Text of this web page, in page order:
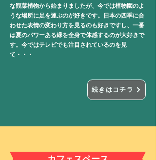
な観葉植物から始まりましたが、今では植物園のよ
うな場所に足を運ぶのが好きです。日本の四季に合
わせた表情の変わり方を見るのも好きですし、一番
は夏のパワーある緑を全身で体感するのが大好きで
す。今ではテレビでも注目されているのを見
て・・・
続きはコチラ